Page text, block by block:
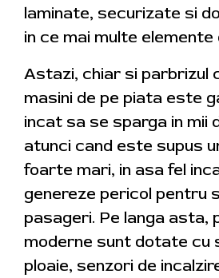
laminate, securizate si
in ce mai multe elemente
Astazi, chiar si parbrizul
masini de pe piata este
incat sa se sparga in mii
atunci cand este supus
foarte mari, in asa fel
genereze pericol pentru
pasageri. Pe langa asta,
moderne sunt dotate cu
ploaie, senzori de